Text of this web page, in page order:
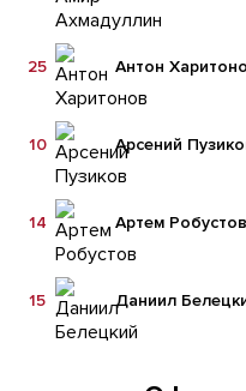
Антон
25
Арсений
10
Артем Робустов
14
Даниил
15